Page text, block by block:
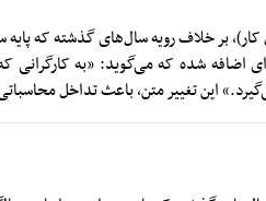
بر خلاف رویه سال‌های گذشته که